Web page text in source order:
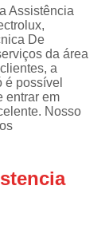
Electrolux
Tecnica
Secadora
Secadora de
Tecnica
a Gas
Assistência
De
da área
a
é possível
entrar em
Nosso